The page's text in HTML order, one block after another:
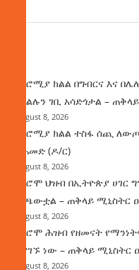
በኦሮሚያ ክልል በግብርና እና
የክልሉን ገቢ አሳድጎታል –
August 8, 2026
በኦሮሚያ ክልል ተስፋ ሰጪ
አሕመድ (ዶ/ር)
August 8, 2026
የኦሮሞ ህዝብ በኢትዮጵያ
ተጫውቷል – ጠቅላይ ሚኒስትር
August 8, 2026
የኦሮሞ ሕዝብ የዘመናት
እያገኙ ነው – ጠቅላይ
August 8, 2026